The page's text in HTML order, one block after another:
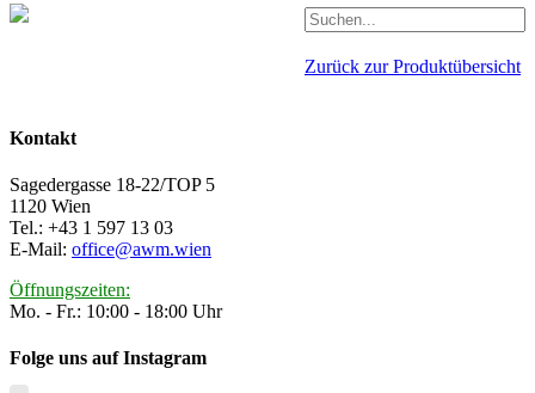
Zurück zur Produktübersicht
Kontakt
Sagedergasse 18-22/TOP 5
1120 Wien
Tel.: +43 1 597 13 03
E-Mail: office@awm.wien
Öffnungszeiten:
Mo. - Fr.: 10:00 - 18:00 Uhr
Folge uns auf Instagram